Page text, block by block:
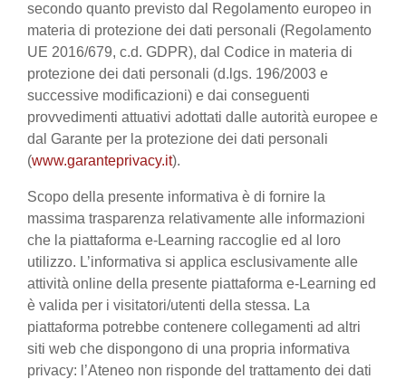
secondo quanto previsto dal Regolamento europeo in
materia di protezione dei dati personali (Regolamento
UE 2016/679, c.d. GDPR), dal Codice in materia di
protezione dei dati personali (d.lgs. 196/2003 e
successive modificazioni) e dai conseguenti
provvedimenti attuativi adottati dalle autorità europee e
dal Garante per la protezione dei dati personali
(www.garanteprivacy.it).
Scopo della presente informativa è di fornire la
massima trasparenza relativamente alle informazioni
che la piattaforma e-Learning raccoglie ed al loro
utilizzo. L’informativa si applica esclusivamente alle
attività online della presente piattaforma e-Learning ed
è valida per i visitatori/utenti della stessa. La
piattaforma potrebbe contenere collegamenti ad altri
siti web che dispongono di una propria informativa
privacy: l’Ateneo non risponde del trattamento dei dati